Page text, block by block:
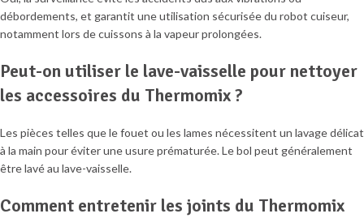
débordements, et garantit une utilisation sécurisée du robot cuiseur,
notamment lors de cuissons à la vapeur prolongées.
Peut-on utiliser le lave-vaisselle pour nettoyer
les accessoires du Thermomix ?
Les pièces telles que le fouet ou les lames nécessitent un lavage délicat
à la main pour éviter une usure prématurée. Le bol peut généralement
être lavé au lave-vaisselle.
Comment entretenir les joints du Thermomix